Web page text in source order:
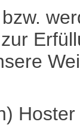
Hoster